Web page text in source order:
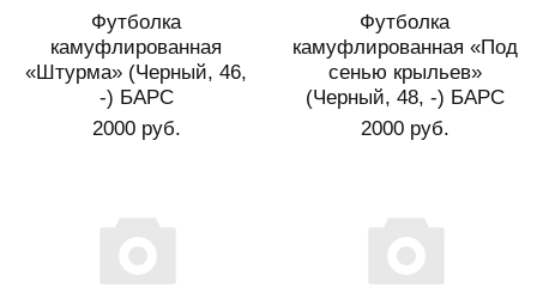
Футболка
камуфлированная
«Штурма» (Черный, 46,
-) БАРС
2000 руб.
Футболка
камуфлированная «Под
сенью крыльев»
(Черный, 48, -) БАРС
2000 руб.